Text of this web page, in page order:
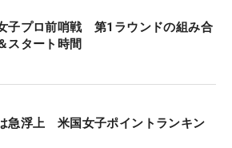
れなかったことが悔しかった」
戦の出場を逃し、その後はメジ
るポイントランキングの争いを
稼がないといけないことは分か
位置まで持ってこられたことは
子プロ前哨戦 第1ラウンドの組み合
スタート時間
急浮上 米国女子ポイントランキン